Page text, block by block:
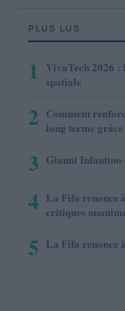
PLUS LUS
1
VivaTech 2026
spatiale
2 Comment
long terme
3 Gianni Infantino
4 La Fifa renonce
critiques
5 La Fifa renonce